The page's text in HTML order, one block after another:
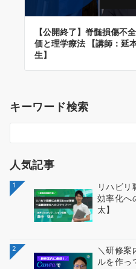
【公開終了】脊髄損傷不
価と理学療法 【講師：延
生】
キーワード検索
人気記事
1
リハビ
効率化へ
太】
2
＼研修案
ルを作っ